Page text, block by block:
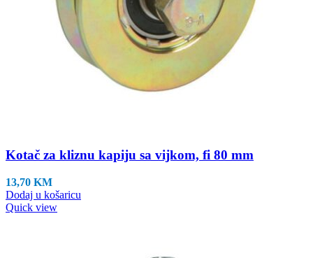
Kotač za kliznu kapiju sa vijkom, fi 80 mm
13,70 KM
Dodaj u košaricu
Quick view